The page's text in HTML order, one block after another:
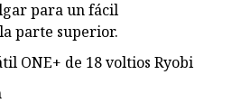
para un fácil
parte superior.
ONE+ de 18 voltios Ryobi